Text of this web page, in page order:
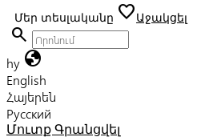
Մեր տեսլականը favoriteԱջակցել
search
hy globe
English
Հայերեն
Русский
Մուտք Գրանցվել